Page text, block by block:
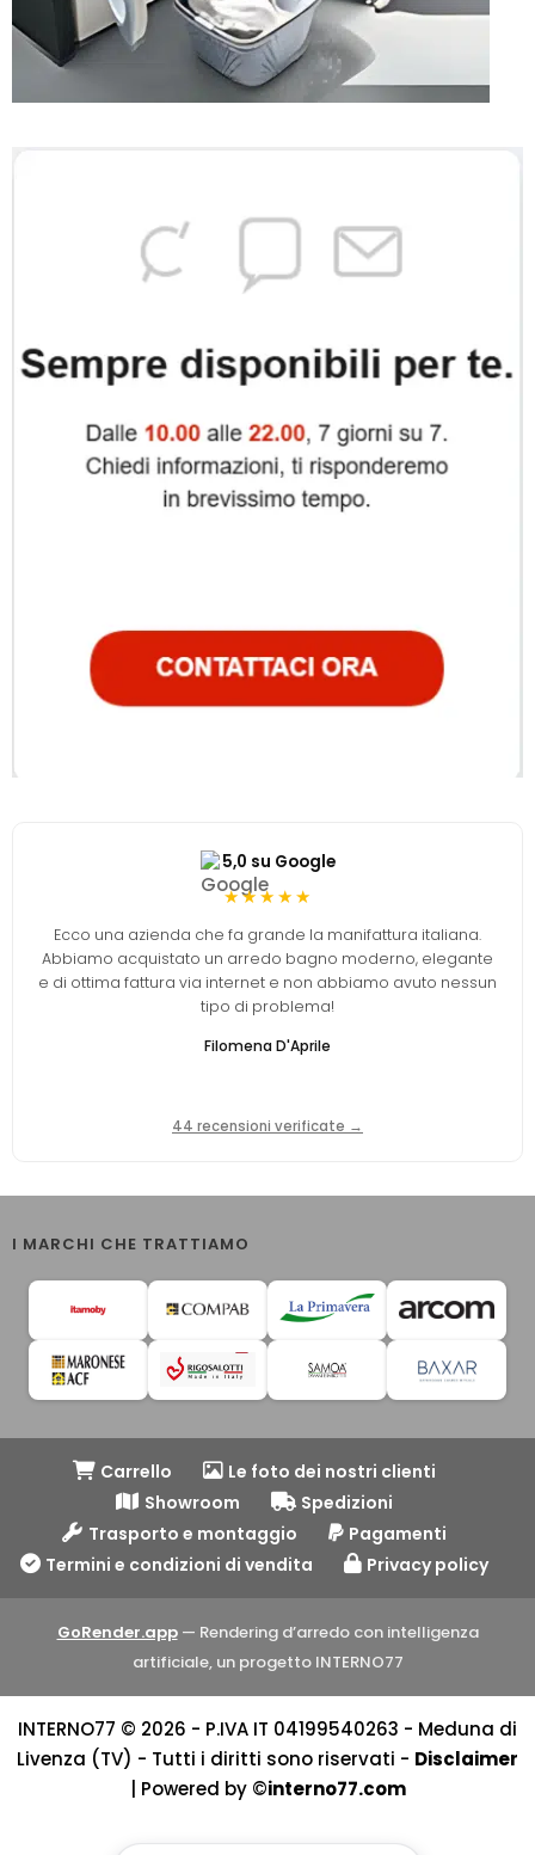
5,0 su Google
★★★★★
Ecco una azienda che fa grande la manifattura italiana.
Abbiamo acquistato un arredo bagno moderno, elegante
e di ottima fattura via internet e non abbiamo avuto nessun
tipo di problema!
Filomena D'Aprile
44 recensioni verificate →
I MARCHI CHE TRATTIAMO
Carrello
Le foto dei nostri clienti
Showroom
Spedizioni
Trasporto e montaggio
Pagamenti
Termini e condizioni di vendita
Privacy policy
GoRender.app— Rendering d’arredo con intelligenza
artificiale, un progetto INTERNO77
INTERNO77 © 2026 - P.IVA IT 04199540263 - Meduna di
Livenza (TV) - Tutti i diritti sono riservati - Disclaimer
| Powered by ©interno77.com